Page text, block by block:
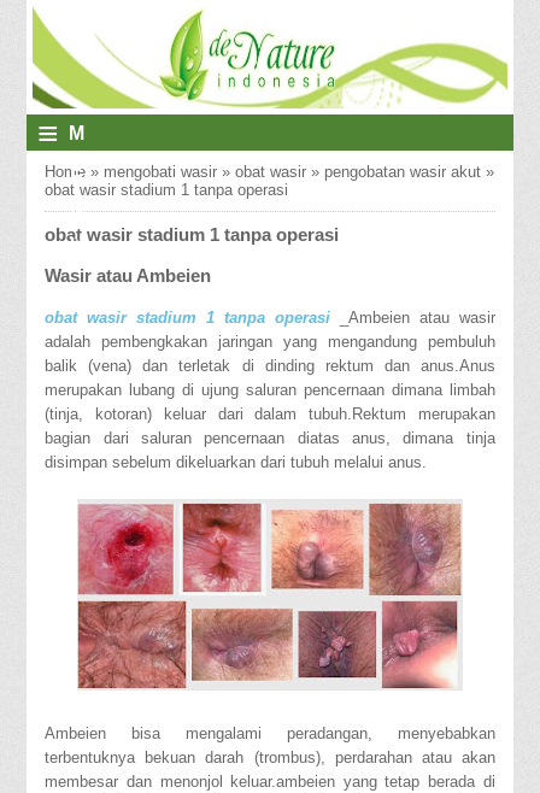
≡
M
E
N
U
Home » mengobati wasir »obat wasir » pengobatan wasir akut »
obat wasir stadium 1 tanpa operasi
obat wasir stadium 1 tanpa operasi
Wasir atau Ambeien
obat wasir stadium 1 tanpa operasi_Ambeien atau wasir
adalah pembengkakan jaringan yang mengandung pembuluh
balik (vena) dan terletak di dinding rektum dan anus.Anus
merupakan lubang di ujung saluran pencernaan dimana limbah
(tinja, kotoran) keluar dari dalam tubuh.Rektum merupakan
bagian dari saluran pencernaan diatas anus, dimana tinja
disimpan sebelum dikeluarkan dari tubuh melalui anus.
Ambeien bisa mengalami peradangan, menyebabkan
terbentuknya bekuan darah (trombus), perdarahan atau akan
membesar dan menonjol keluar.ambeien yang tetap berada di